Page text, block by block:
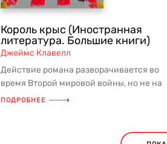
Король крыс (Иностранная
литература. Большие книги)
Джеймс Клавелл
Действие романа разворачивается во
время Второй мировой войны, но не на
поле боя, а за колючей прово...
ПОДРОБНЕЕ